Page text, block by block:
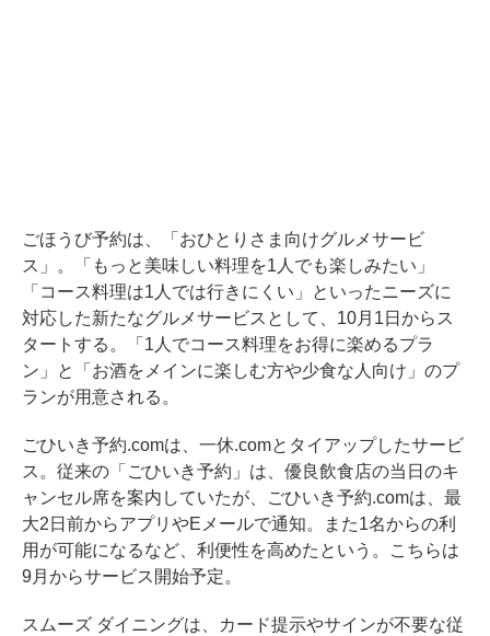
ごほうび予約は、「おひとりさま向けグルメサービ
ス」。「もっと美味しい料理を1人でも楽しみたい」
「コース料理は1人では行きにくい」といったニーズに
対応した新たなグルメサービスとして、10月1日からス
タートする。「1人でコース料理をお得に楽めるプラ
ン」と「お酒をメインに楽しむ方や少食な人向け」のプ
ランが用意される。
ごひいき予約.comは、一休.comとタイアップしたサービ
ス。従来の「ごひいき予約」は、優良飲食店の当日のキ
ャンセル席を案内していたが、ごひいき予約.comは、最
大2日前からアプリやEメールで通知。また1名からの利
用が可能になるなど、利便性を高めたという。こちらは
9月からサービス開始予定。
スムーズ ダイニングは、カード提示やサインが不要な従